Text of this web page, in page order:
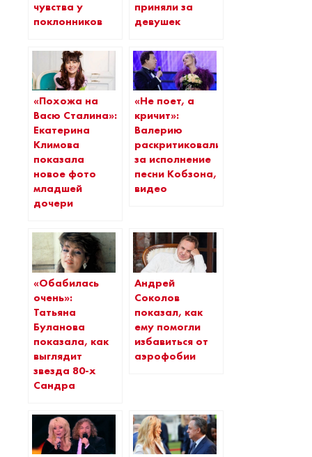
чувства у
поклонников
приняли за
девушек
«Похожа на
Васю Сталина»:
Екатерина
Климова
показала
новое фото
младшей
дочери
«Не поет, а
кричит»:
Валерию
раскритиковали
за исполнение
песни Кобзона,
видео
«Обабилась
очень»:
Татьяна
Буланова
показала, как
выглядит
звезда 80-х
Сандра
Андрей
Соколов
показал, как
ему помогли
избавиться от
аэрофобии